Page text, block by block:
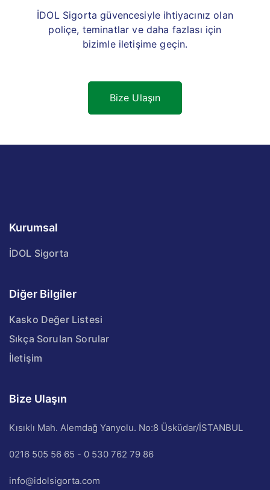
İDOL Sigorta güvencesiyle ihtiyacınız olan
poliçe, teminatlar ve daha fazlası için
bizimle iletişime geçin.
Bize Ulaşın
Kurumsal
İDOL Sigorta
Diğer Bilgiler
Kasko Değer Listesi
Sıkça Sorulan Sorular
İletişim
Bize Ulaşın
Kısıklı Mah. Alemdağ Yanyolu. No:8 Üsküdar/İSTANBUL
0216 505 56 65 - 0 530 762 79 86
info@idolsigorta.com